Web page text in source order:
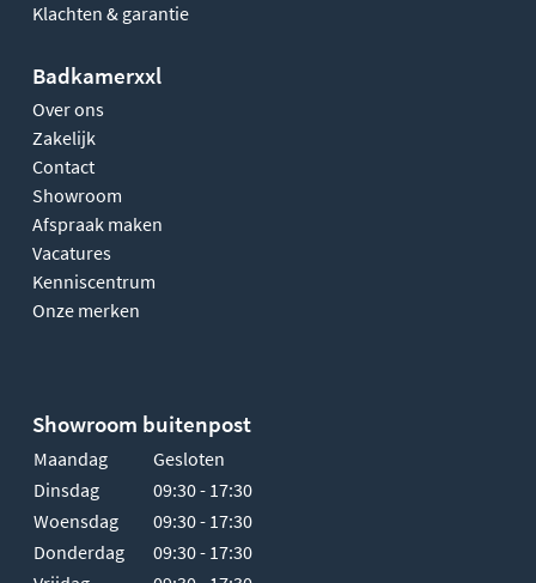
Klachten & garantie
Badkamerxxl
Over ons
Zakelijk
Contact
Showroom
Afspraak maken
Vacatures
Kenniscentrum
Onze merken
Showroom buitenpost
Maandag
Gesloten
Dinsdag
09:30 - 17:30
Woensdag
09:30 - 17:30
Donderdag
09:30 - 17:30